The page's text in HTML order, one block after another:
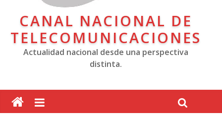
CANAL NACIONAL DE
TELECOMUNICACIONES
Actualidad nacional desde una perspectiva
distinta.